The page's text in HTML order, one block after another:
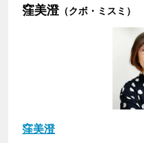
窪美澄（クボ・ミスミ）
窪美澄